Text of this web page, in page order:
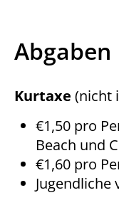
Abgaben
Kurtaxe (nicht
€1,50 pro
Beach und
€1,60 pro
Jugendliche